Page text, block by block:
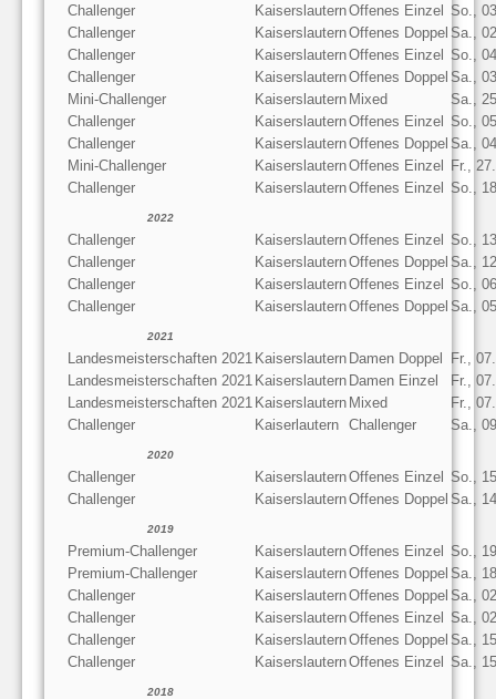
Challenger
KaiserslauternOffenes Einzel So.,
Challenger
KaiserslauternOffenes Doppel Sa.,
Challenger
KaiserslauternOffenes Einzel So.,
Challenger
KaiserslauternOffenes Doppel Sa.,
Mini-Challenger
Kaiserslautern Mixed
Sa.,
Challenger
KaiserslauternOffenes Einzel So.,
Challenger
KaiserslauternOffenes Doppel Sa.,
Mini-Challenger
KaiserslauternOffenes Einzel Fr.,
Challenger
KaiserslauternOffenes Einzel So.,
2022
Challenger KaiserslauternOffenes Einzel So.,
Challenger
KaiserslauternOffenes Doppel Sa.,
Challenger
KaiserslauternOffenes Einzel So.,
Challenger
KaiserslauternOffenes Doppel Sa.,
2021
Landesmeisterschaften 2021 Kaiserslautern Damen Doppel Fr.,
Landesmeisterschaften 2021 Kaiserslautern Damen Einzel
Fr.,
Landesmeisterschaften 2021 Kaiserslautern Mixed
Fr.,
Challenger
Kaiserlautern Challenger Sa.,
2020
Challenger KaiserslauternOffenes Einzel So.,
Challenger
KaiserslauternOffenes Doppel Sa.,
2019
Premium-Challenger KaiserslauternOffenes Einzel So.,
Premium-Challenger
KaiserslauternOffenes Doppel Sa.,
Challenger
KaiserslauternOffenes Doppel Sa.,
Challenger
KaiserslauternOffenes Einzel Sa.,
Challenger
KaiserslauternOffenes Doppel Sa.,
Challenger
KaiserslauternOffenes Einzel Sa.,
2018